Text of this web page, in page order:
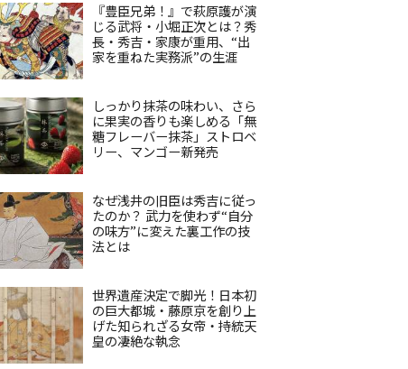
『豊臣兄弟！』で萩原護が演
じる武将・小堀正次とは？秀
長・秀吉・家康が重用、“出
家を重ねた実務派”の生涯
しっかり抹茶の味わい、さら
に果実の香りも楽しめる「無
糖フレーバー抹茶」ストロベ
リー、マンゴー新発売
なぜ浅井の旧臣は秀吉に従っ
たのか？ 武力を使わず“自分
の味方”に変えた裏工作の技
法とは
世界遺産決定で脚光！日本初
の巨大都城・藤原京を創り上
げた知られざる女帝・持統天
皇の凄絶な執念